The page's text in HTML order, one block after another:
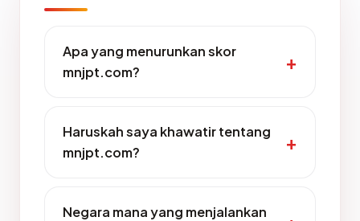
Apa yang menurunkan skor
mnjpt.com?
Haruskah saya khawatir tentang
mnjpt.com?
Negara mana yang menjalankan